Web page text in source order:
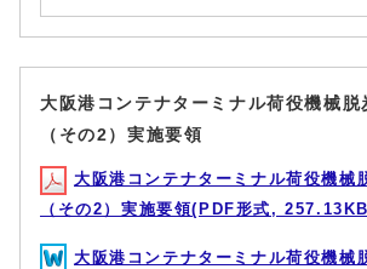
大阪港コンテナターミナル荷役機械脱
（その2）実施要領
大阪港コンテナターミナル荷役機械
（その2）実施要領(PDF形式,
大阪港コンテナターミナル荷役機械